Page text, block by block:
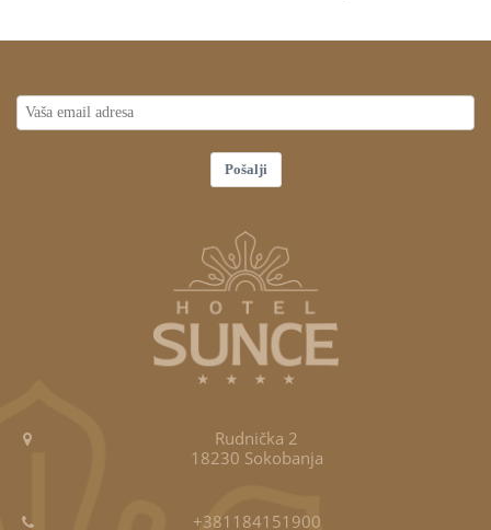
Pošalji
Rudnička 2
18230 Sokobanja
+381184151900